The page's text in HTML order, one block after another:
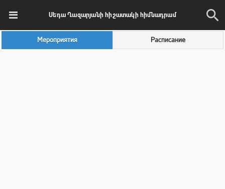
Սեդա Ղազարյանի հիշատակի հիմնադրամ
Мероприятия Расписание